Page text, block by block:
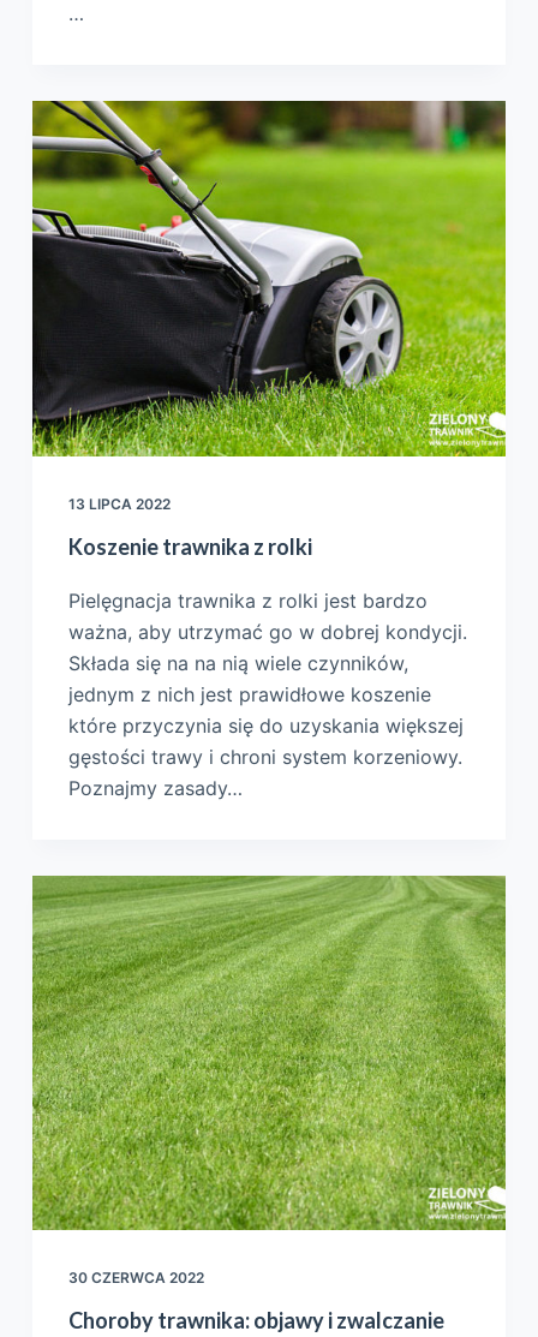
…
13 LIPCA 2022
Koszenie trawnika z rolki
Pielęgnacja trawnika z rolki jest bardzo
ważna, aby utrzymać go w dobrej kondycji.
Składa się na na nią wiele czynników,
jednym z nich jest prawidłowe koszenie
które przyczynia się do uzyskania większej
gęstości trawy i chroni system korzeniowy.
Poznajmy zasady…
30 CZERWCA 2022
Choroby trawnika: objawy i zwalczanie